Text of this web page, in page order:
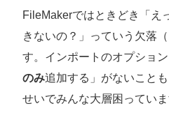
FileMakerではときどき「え
きないの？」っていう欠落
す。インポートのオプショ
のみ追加する」がないこと
せいでみんな大層困ってい